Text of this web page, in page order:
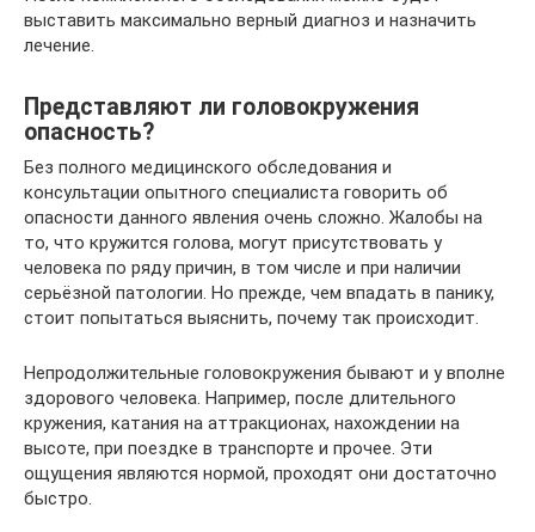
выставить максимально верный диагноз и назначить
лечение.
Представляют ли головокружения
опасность?
Без полного медицинского обследования и
консультации опытного специалиста говорить об
опасности данного явления очень сложно. Жалобы на
то, что кружится голова, могут присутствовать у
человека по ряду причин, в том числе и при наличии
серьёзной патологии. Но прежде, чем впадать в панику,
стоит попытаться выяснить, почему так происходит.
Непродолжительные головокружения бывают и у вполне
здорового человека. Например, после длительного
кружения, катания на аттракционах, нахождении на
высоте, при поездке в транспорте и прочее. Эти
ощущения являются нормой, проходят они достаточно
быстро.